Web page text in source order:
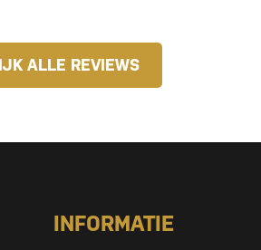
ALLE REVIEWS
INFORMATIE